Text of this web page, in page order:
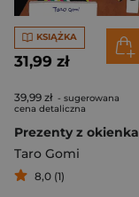
KSIĄŻKA
31,99 zł
39,99 zł - sugerowana
cena detaliczna
Prezenty z okienka
Taro Gomi
8,0 (1)